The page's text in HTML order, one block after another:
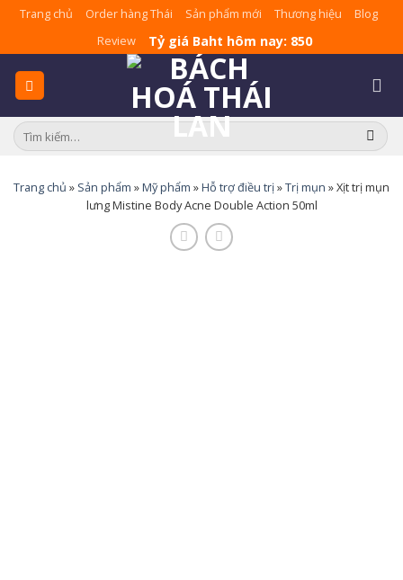
Skip
content
Trang chủ Order hàng Thái Sản phẩm mới Thương hiệu
Blog
Review
Tỷ giá Baht hôm nay: 850
Tìm
kiếm:
Trang chủ » Sản phẩm »Mỹ phẩm »Hỗ trợ điều trị»Trị mụn »Xịt trị mụn
lưng Mistine Body Acne Double Action 50ml